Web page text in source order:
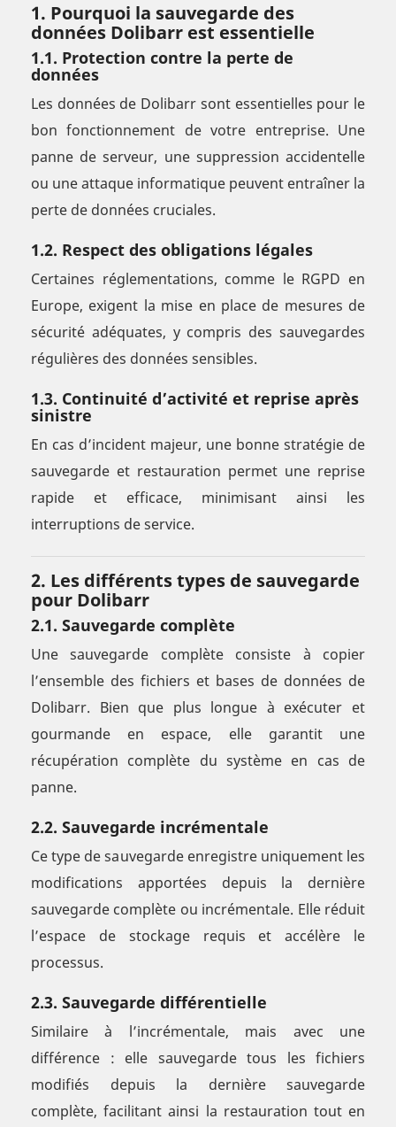
1. Pourquoi la sauvegarde des
données Dolibarr est essentielle
1.1. Protection contre la perte de
données
Les données de Dolibarr sont essentielles pour le
bon fonctionnement de votre entreprise. Une
panne de serveur, une suppression accidentelle
ou une attaque informatique peuvent entraîner la
perte de données cruciales.
1.2. Respect des obligations légales
Certaines réglementations, comme le RGPD en
Europe, exigent la mise en place de mesures de
sécurité adéquates, y compris des sauvegardes
régulières des données sensibles.
1.3. Continuité d’activité et reprise après
sinistre
En cas d’incident majeur, une bonne stratégie de
sauvegarde et restauration permet une reprise
rapide et efficace, minimisant ainsi les
interruptions de service.
2. Les différents types de sauvegarde
pour Dolibarr
2.1. Sauvegarde complète
Une sauvegarde complète consiste à copier
l’ensemble des fichiers et bases de données de
Dolibarr. Bien que plus longue à exécuter et
gourmande en espace, elle garantit une
récupération complète du système en cas de
panne.
2.2. Sauvegarde incrémentale
Ce type de sauvegarde enregistre uniquement les
modifications apportées depuis la dernière
sauvegarde complète ou incrémentale. Elle réduit
l’espace de stockage requis et accélère le
processus.
2.3. Sauvegarde différentielle
Similaire à l’incrémentale, mais avec une
différence : elle sauvegarde tous les fichiers
modifiés depuis la dernière sauvegarde
complète, facilitant ainsi la restauration tout en